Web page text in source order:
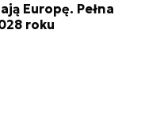
Europę. Pełna
roku